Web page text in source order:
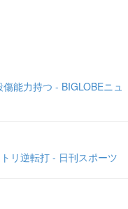
能力持つ - BIGLOBEニュ
リ逆転打 - 日刊スポーツ